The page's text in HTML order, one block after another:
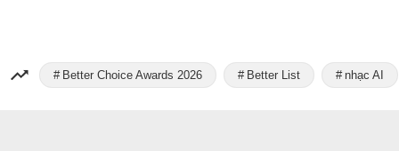
Better Choice Awards 2026 Better List nhạc AI